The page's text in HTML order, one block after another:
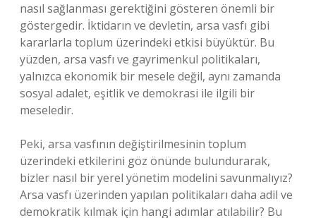
nasıl sağlanması gerektiğini gösteren önemli bir
göstergedir. İktidarın ve devletin, arsa vasfı gibi
kararlarla toplum üzerindeki etkisi büyüktür. Bu
yüzden, arsa vasfı ve gayrimenkul politikaları,
yalnızca ekonomik bir mesele değil, aynı zamanda
sosyal adalet, eşitlik ve demokrasi ile ilgili bir
meseledir.
Peki, arsa vasfının değiştirilmesinin toplum
üzerindeki etkilerini göz önünde bulundurarak,
bizler nasıl bir yerel yönetim modelini savunmalıyız?
Arsa vasfı üzerinden yapılan politikaları daha adil ve
demokratik kılmak için hangi adımlar atılabilir? Bu